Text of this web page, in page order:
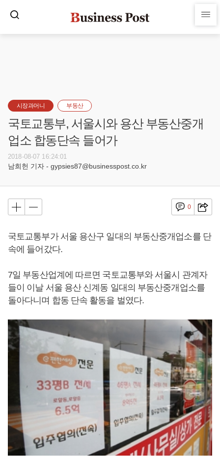
시장과머니 부동산
국토교통부, 서울시와 용산 부동산중개
업소 합동단속 들어가
2018-08-07 16:24:01
남희헌 기자 - gypsies87@businesspost.co.kr
0
국토교통부가 서울 용산구 일대의 부동산중개업소를 단
속에 들어갔다.
7일 부동산업계에 따르면 국토교통부와 서울시 관계자
들이 이날 서울 용산 신계동 일대의 부동산중개업소를
돌아다니며 합동 단속 활동을 벌였다.